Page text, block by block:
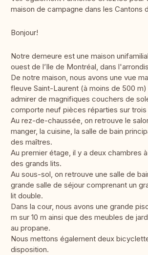
maison de campagne dans les Cantons
Bonjour!
Notre demeure est une maison
ouest de l’Ile de Montréal, dans
De notre maison, nous avons une vue
fleuve Saint-Laurent (à moins de 500
admirer de magnifiques couchers de
comporte neuf pièces réparties sur
Au rez-de-chaussée, on retrouve le
manger, la cuisine, la salle de bain
des maîtres.
Au premier étage, il y a deux chambres
des grands lits.
Au sous-sol, on retrouve une salle de
grande salle de séjour comprenant un
lit double.
Dans la cour, nous avons une grande
m sur 10 m ainsi que des meubles de
au propane.
Nous mettons également deux
disposition.